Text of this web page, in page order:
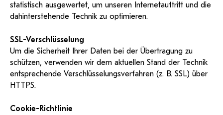
statistisch ausgewertet, um unseren Internetauftritt und die
dahinterstehende Technik zu optimieren.
SSL-Verschlüsselung
Um die Sicherheit Ihrer Daten bei der Übertragung zu
schützen, verwenden wir dem aktuellen Stand der Technik
entsprechende Verschlüsselungsverfahren (z. B. SSL) über
HTTPS.
Cookie-Richtlinie
Login Webredaktion